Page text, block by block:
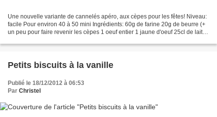
Une nouvelle variante de cannelés apéro, aux cèpes pour les fêtes! Niveau:
facile Pour environ 40 à 50 mini Ingrédients: 60g de farine 20g de beurre (+
un peu pour faire revenir les cèpes 1 oeuf entier 1 jaune d'oeuf 25cl de lait
Petits biscuits à la vanille
Publié le 18/12/2012 à 06:53
Par Christel